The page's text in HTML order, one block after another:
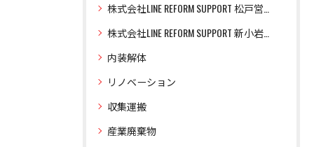
株式会社LINE REFORM SUPPORT 松戸営業所
株式会社LINE REFORM SUPPORT 新小岩営業所
内装解体
リノベーション
収集運搬
産業廃棄物